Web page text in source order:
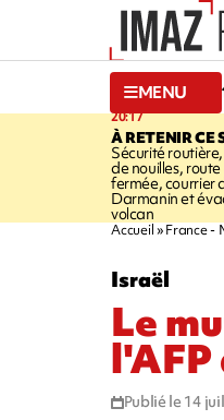
MENU
20:17
À RETENIR CE
Sécurité
de nouilles,
fermée, courrier
Darmanin et
volcan
Accueil France -
Israël
Le
Publié le 14